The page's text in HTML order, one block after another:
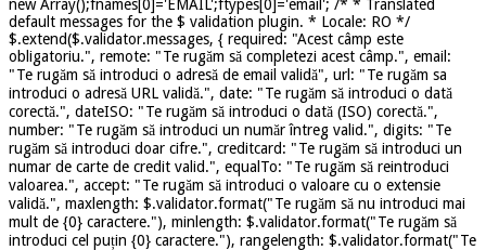
new Array();fnames[0]='EMAIL';ftypes[0]='email'; /* * Translated
default messages for the $ validation plugin. * Locale: RO */
$.extend($.validator.messages, { required: "Acest câmp este
obligatoriu.", remote: "Te rugăm să completezi acest câmp.", email:
"Te rugăm să introduci o adresă de email validă", url: "Te rugăm sa
introduci o adresă URL validă.", date: "Te rugăm să introduci o dată
corectă.", dateISO: "Te rugăm să introduci o dată (ISO) corectă.",
number: "Te rugăm să introduci un număr întreg valid.", digits: "Te
rugăm să introduci doar cifre.", creditcard: "Te rugăm să introduci un
numar de carte de credit valid.", equalTo: "Te rugăm să reintroduci
valoarea.", accept: "Te rugăm să introduci o valoare cu o extensie
validă.", maxlength: $.validator.format("Te rugăm să nu introduci mai
mult de {0} caractere."), minlength: $.validator.format("Te rugăm să
introduci cel puțin {0} caractere."), rangelength: $.validator.format("Te